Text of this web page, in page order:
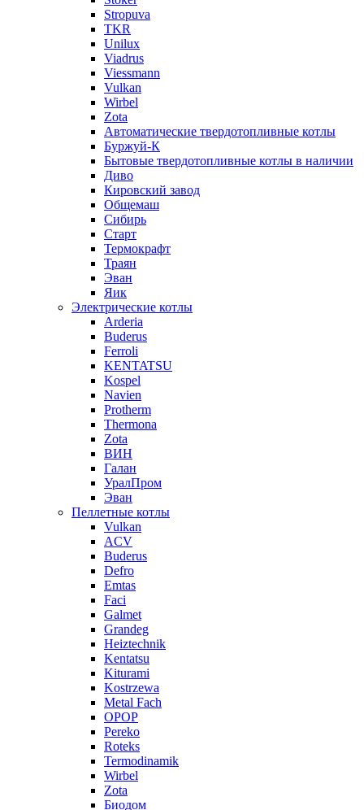
Stropuva
TKR
Unilux
Viadrus
Viessmann
Vulkan
Wirbel
Zota
Автоматические твердотопливные котлы
Буржуй-К
Бытовые твердотопливные котлы в наличии
Диво
Кировский завод
Общемаш
Сибирь
Старт
Термокрафт
Траян
Эван
Яик
Электрические котлы
Arderia
Buderus
Ferroli
KENTATSU
Kospel
Navien
Protherm
Thermona
Zota
ВИН
Галан
УралПром
Эван
Пеллетные котлы
Vulkan
ACV
Buderus
Defro
Emtas
Faci
Galmet
Grandeg
Heiztechnik
Kentatsu
Kiturami
Kostrzewa
Metal Fach
OPOP
Pereko
Roteks
Termodinamik
Wirbel
Zota
Биодом